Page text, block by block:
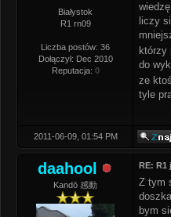
Białystok
R1 rn09
Liczba postów: 36
Dołączył: Dec 2010
Reputacja: 0
liczy
którzy
do
ze
tyle
2011-06-09, 01:54 PM
daahool
Kandō 感動
RE: R1
Z tym
bym